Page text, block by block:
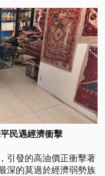
民遇經濟衝擊
引發的高油價正衝擊著
深的莫過於經濟弱勢族